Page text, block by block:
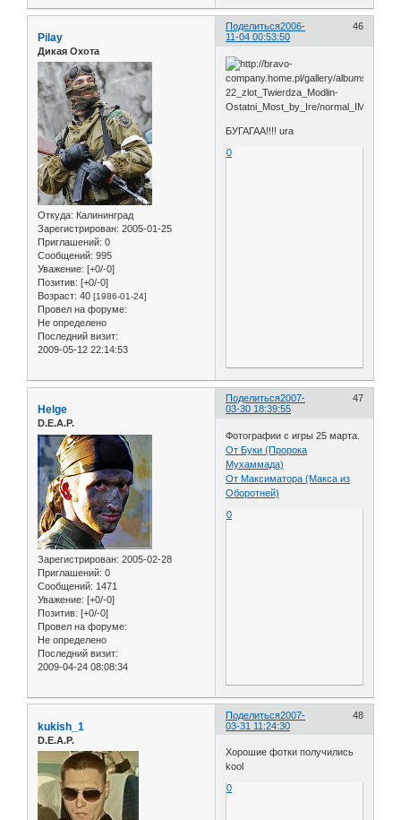
Поделиться 46
2006-
11-04 00:53:50
Pilay
Дикая Охота
Откуда: Калининград
Зарегистрирован: 2005-01-25
Приглашений: 0
Сообщений: 995
Уважение: [+0/-0]
Позитив: [+0/-0]
Возраст: 40 [1986-01-24]
Провел на форуме:
Не определено
Последний визит:
2009-05-12 22:14:53
БУГАГАА!!!! ura
0
Поделиться 47
2007-
03-30 18:39:55
Helge
D.E.A.P.
Зарегистрирован: 2005-02-28
Приглашений: 0
Сообщений: 1471
Уважение: [+0/-0]
Позитив: [+0/-0]
Провел на форуме:
Не определено
Последний визит:
2009-04-24 08:08:34
Фотографии с игры 25 марта.
От Буки (Пророка
Мухаммада)
От Максиматора (Макса из
Оборотней)
0
Поделиться 48
2007-
03-31 11:24:30
kukish_1
D.E.A.P.
Хорошие фотки получились
kool
0